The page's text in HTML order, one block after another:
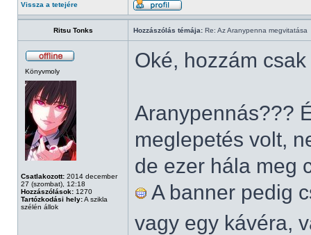
Vissza a tetejére
Ritsu Tonks Hozzászólás témája: Re: Az Aranypenna megvitatása
Könyvmoly
Csatlakozott: 2014 december
27 (szombat), 12:18
Hozzászólások: 1270
Tartózkodási hely:A szikla
szélén állok
Oké, hozzám
Aranypennás???
meglepetés volt,
de ezer hála meg
A banner pedig
vagy egy kávéra,